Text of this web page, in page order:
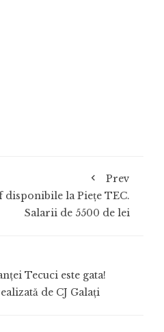
Prev
disponibile la Piețe TEC.
Salarii de 5500 de lei
Tecuci este gata!
de CJ Galați